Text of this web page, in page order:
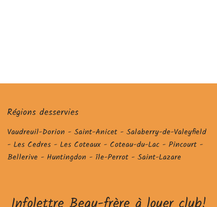
Régions desservies
Vaudreuil-Dorion - Saint-Anicet - Salaberry-de-Valeyfield
- Les Cedres - Les Coteaux - Coteau-du-Lac - Pincourt -
Bellerive - Huntingdon - île-Perrot - Saint-Lazare